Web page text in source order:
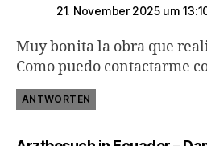
21. November 2025 um
Muy bonita la obra que
Como puedo contactarme
ANTWORTEN